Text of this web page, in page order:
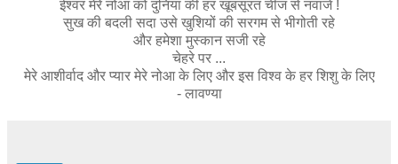
ईश्वर मेरे नोआ को दुनिया की हर खूबसूरत चीज से नवाजे !
सुख की बदली सदा उसे खुशियों की सरगम से भीगोती रहे
और हमेशा मुस्कान सजी रहे
चेहरे पर ...
मेरे आशीर्वाद और प्यार मेरे नोआ के लिए और इस विश्व के हर शिशु के लिए
- लावण्या